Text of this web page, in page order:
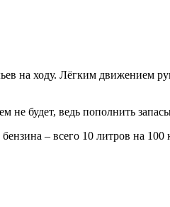
на ходу. Лёгким движением
не будет, ведь пополнить
– всего 10 литров на 100